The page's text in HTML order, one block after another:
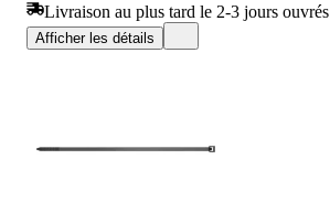
Livraison au plus tard le 2-3 jours ouvrés
Afficher les détails